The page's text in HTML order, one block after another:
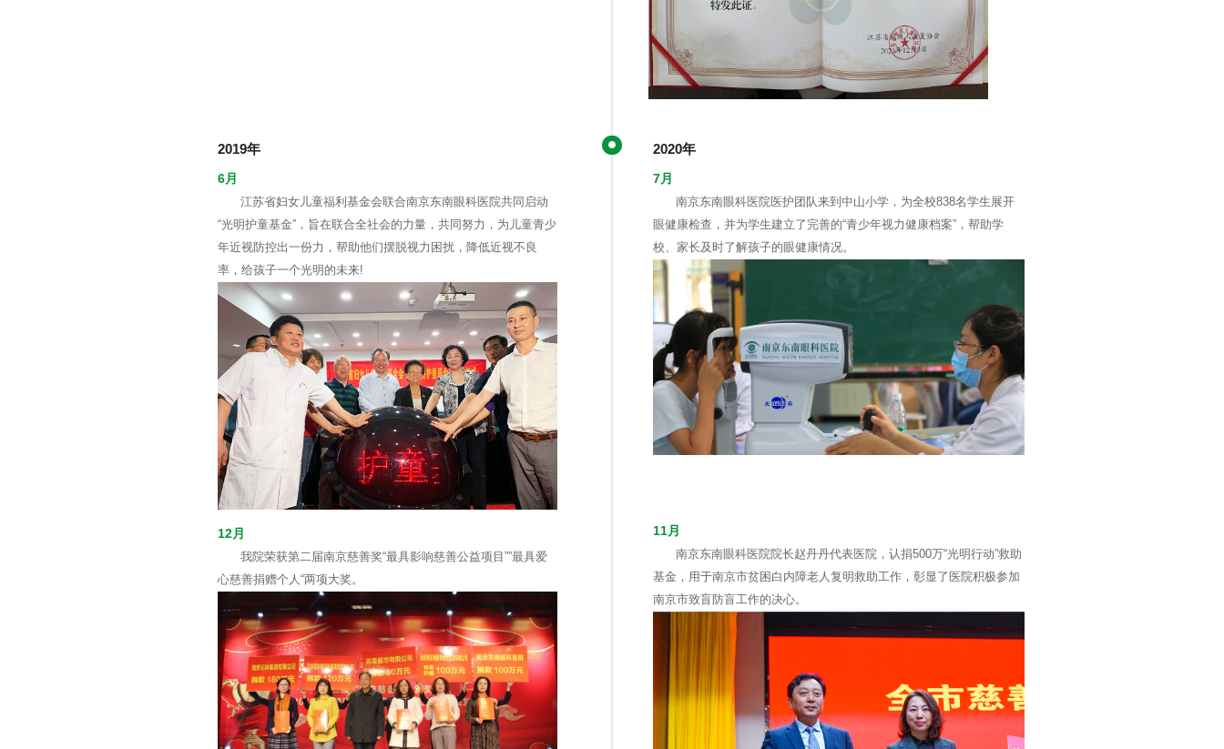
2020年
7月
南京东南眼科医院医护团队来到中山小学，为全校838名学生展开
眼健康检查，并为学生建立了完善的“青少年视力健康档案”，帮助学
校、家长及时了解孩子的眼健康情况。
11月
南京东南眼科医院院长赵丹丹代表医院，认捐500万“光明行动”救助
基金，用于南京市贫困白内障老人复明救助工作，彰显了医院积极参加
南京市致盲防盲工作的决心。
2019年
6月
江苏省妇女儿童福利基金会联合南京东南眼科医院共同启动
“光明护童基金”，旨在联合全社会的力量，共同努力，为儿童青少
年近视防控出一份力，帮助他们摆脱视力困扰，降低近视不良
率，给孩子一个光明的未来!
12月
我院荣获第二届南京慈善奖“最具影响慈善公益项目””最具爱
心慈善捐赠个人“两项大奖。